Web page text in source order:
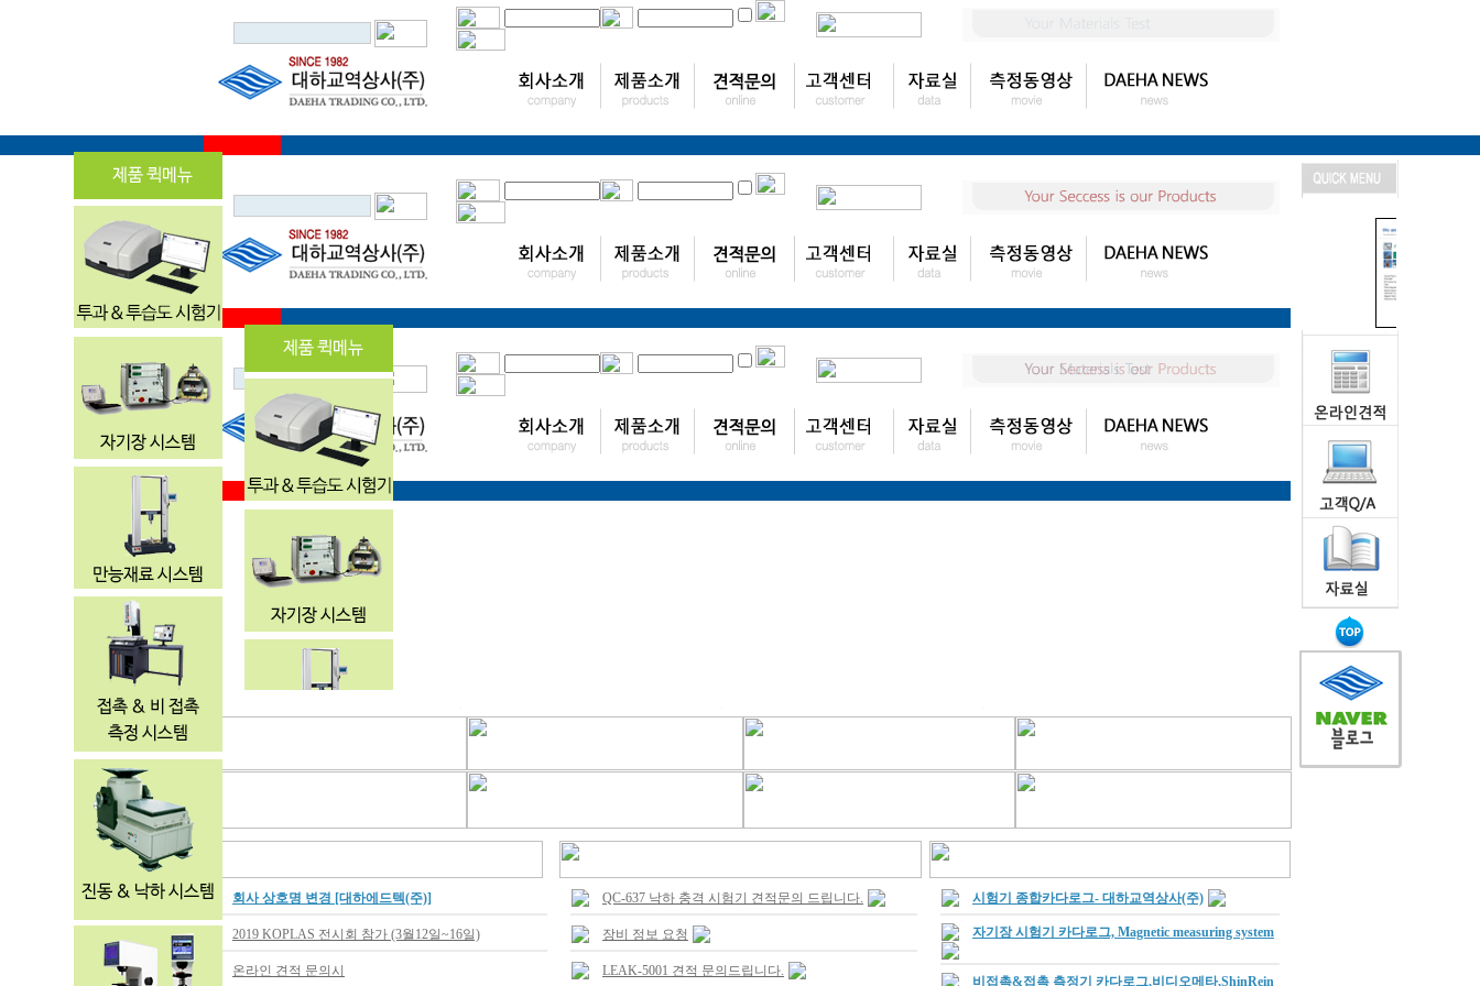
회사 상호명 변경 [대하에드텍(주)]
2019 KOPLAS 전시회 참가 (3월12일~16일)
온라인 견적 문의시
QC-637 낙하 충격 시험기 견적문의 드립니다.
장비 정보 요청
LEAK-5001 견적 문의드립니다.
시험기 종합카다로그- 대하교역상사(주)
자기장 시험기 카다로그, Magnetic measuring system
비접촉&접촉 측정기 카다로그,비디오메타,ShinRein